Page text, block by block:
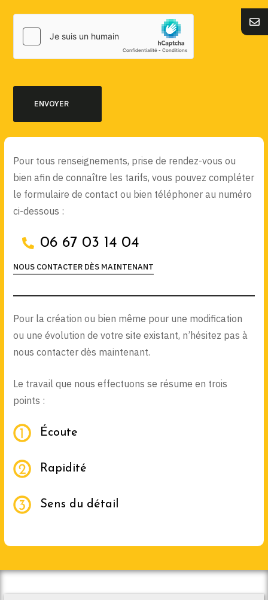
Pour tous renseignements, prise de rendez-vous ou
bien afin de connaître les tarifs, vous pouvez compléter
le formulaire de contact ou bien téléphoner au numéro
ci-dessous :
06 67 03 14 04
NOUS CONTACTER DÈS MAINTENANT
Pour la création ou bien même pour une modification
ou une évolution de votre site existant, n’hésitez pas à
nous contacter dès maintenant.
Le travail que nous effectuons se résume en trois
points :
Écoute
Rapidité
Sens du détail